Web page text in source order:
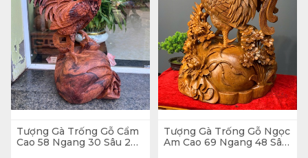
Tượng Gà Trống Gỗ Cẩm
Cao 58 Ngang 30 Sâu 20
Tượng Gà Trống Gỗ Ngọc
Am Cao 69 Ngang 48 Sâu